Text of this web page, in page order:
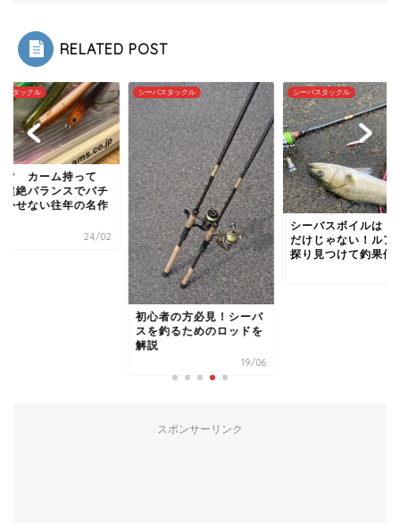
RELATED POST
スタックル
マ カーム持って
超絶バランスでバチ
かせない往年の名作
24/02
シーバスタックル
初心者の方必見！シーバ
スを釣るためのロッドを
解説
19/06
シーバスタックル
シーバスボイルはト
だけじゃない！ルア
探り見つけて釣果倍
スポンサーリンク